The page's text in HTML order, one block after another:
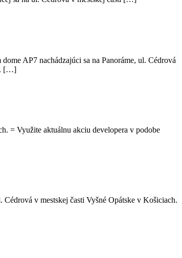
AP7 nachádzajúci sa na Panoráme, ul. Cédrová
[…]
= Využite aktuálnu akciu developera v podobe
v mestskej časti Vyšné Opátske v Košiciach.